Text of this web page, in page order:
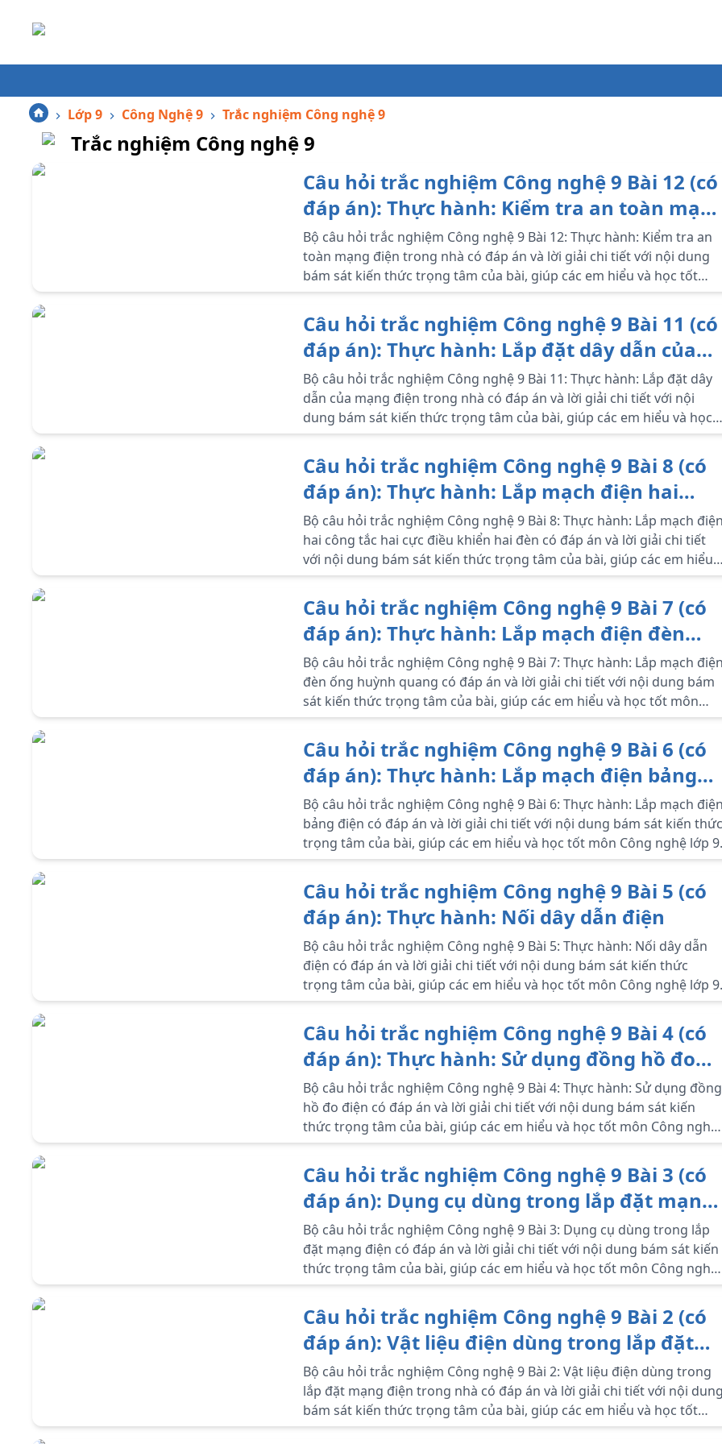
Lớp 9 Công Nghệ 9 Trắc nghiệm Công nghệ 9
Trắc nghiệm Công nghệ 9
Câu hỏi trắc nghiệm Công nghệ 9 Bài 12 (có
đáp án): Thực hành: Kiểm tra an toàn
điện trong nhà
Bộ câu hỏi trắc nghiệm Công nghệ 9 Bài 12: Thực hành: Kiểm tra an
toàn mạng điện trong nhà có đáp án và lời giải chi tiết với nội dung
bám sát kiến thức trọng tâm của bài, giúp các em hiểu và học tốt
môn Công nghệ lớp 9.
Câu hỏi trắc nghiệm Công nghệ 9 Bài 11 (có
đáp án): Thực hành: Lắp đặt dây dẫn của
mạng điện trong nhà
Bộ câu hỏi trắc nghiệm Công nghệ 9 Bài 11: Thực hành: Lắp đặt dây
dẫn của mạng điện trong nhà có đáp án và lời giải chi tiết với nội
dung bám sát kiến thức trọng tâm của bài, giúp các em hiểu và học
tốt môn Công nghệ lớp 9.
Câu hỏi trắc nghiệm Công nghệ 9 Bài 8 (có
đáp án): Thực hành: Lắp mạch điện hai
công tắc hai cực điều khiển hai đèn
Bộ câu hỏi trắc nghiệm Công nghệ 9 Bài 8: Thực hành: Lắp mạch
hai công tắc hai cực điều khiển hai đèn có đáp án và lời giải chi tiết
với nội dung bám sát kiến thức trọng tâm của bài, giúp các em hiểu
và học tốt môn Công nghệ lớp 9.
Câu hỏi trắc nghiệm Công nghệ 9 Bài 7 (có
đáp án): Thực hành: Lắp mạch điện đèn
ống huỳnh quang
Bộ câu hỏi trắc nghiệm Công nghệ 9 Bài 7: Thực hành: Lắp mạch
đèn ống huỳnh quang có đáp án và lời giải chi tiết với nội dung bám
sát kiến thức trọng tâm của bài, giúp các em hiểu và học tốt môn
Công nghệ lớp 9.
Câu hỏi trắc nghiệm Công nghệ 9 Bài 6 (có
đáp án): Thực hành: Lắp mạch điện bảng
điện
Bộ câu hỏi trắc nghiệm Công nghệ 9 Bài 6: Thực hành: Lắp mạch
bảng điện có đáp án và lời giải chi tiết với nội dung bám sát kiến thức
trọng tâm của bài, giúp các em hiểu và học tốt môn Công nghệ lớp 9.
Câu hỏi trắc nghiệm Công nghệ 9 Bài 5 (có
đáp án): Thực hành: Nối dây dẫn điện
Bộ câu hỏi trắc nghiệm Công nghệ 9 Bài 5: Thực hành: Nối dây dẫn
điện có đáp án và lời giải chi tiết với nội dung bám sát kiến thức
trọng tâm của bài, giúp các em hiểu và học tốt môn Công nghệ lớp 9.
Câu hỏi trắc nghiệm Công nghệ 9 Bài 4 (có
đáp án): Thực hành: Sử dụng đồng hồ đo
điện
Bộ câu hỏi trắc nghiệm Công nghệ 9 Bài 4: Thực hành: Sử dụng đồng
hồ đo điện có đáp án và lời giải chi tiết với nội dung bám sát kiến
thức trọng tâm của bài, giúp các em hiểu và học tốt môn Công nghệ
lớp 9.
Câu hỏi trắc nghiệm Công nghệ 9 Bài 3 (có
đáp án): Dụng cụ dùng trong lắp đặt mạng
điện
Bộ câu hỏi trắc nghiệm Công nghệ 9 Bài 3: Dụng cụ dùng trong lắp
đặt mạng điện có đáp án và lời giải chi tiết với nội dung bám sát kiến
thức trọng tâm của bài, giúp các em hiểu và học tốt môn Công nghệ
lớp 9.
Câu hỏi trắc nghiệm Công nghệ 9 Bài 2 (có
đáp án): Vật liệu điện dùng trong lắp đặt
mạng điện trong nhà
Bộ câu hỏi trắc nghiệm Công nghệ 9 Bài 2: Vật liệu điện dùng trong
lắp đặt mạng điện trong nhà có đáp án và lời giải chi tiết với nội
bám sát kiến thức trọng tâm của bài, giúp các em hiểu và học tốt
môn Công nghệ lớp 9.